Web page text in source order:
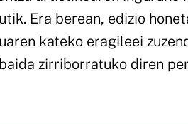
Era berean, edizio
kateko eragileei
zirriborratuko diren